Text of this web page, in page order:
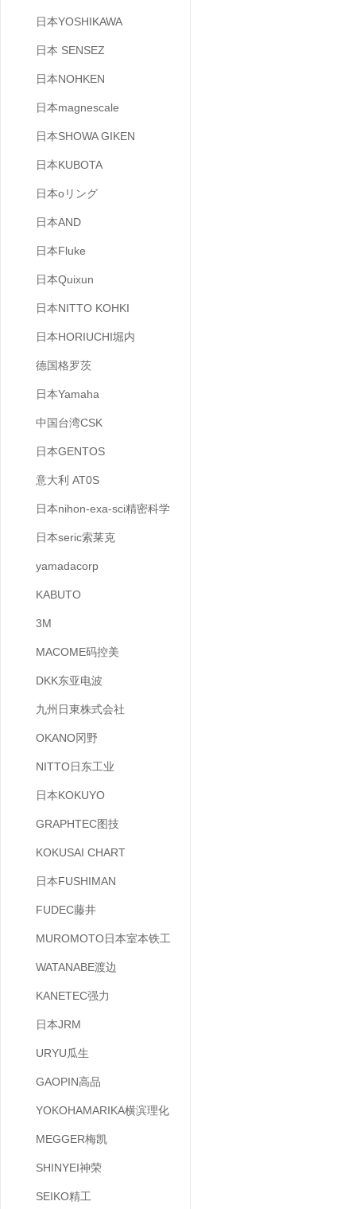
日本YOSHIKAWA
日本 SENSEZ
日本NOHKEN
日本magnescale
日本SHOWA GIKEN
日本KUBOTA
日本oリング
日本AND
日本Fluke
日本Quixun
日本NITTO KOHKI
日本HORIUCHI堀内
德国格罗茨
日本Yamaha
中国台湾CSK
日本GENTOS
意大利 AT0S
日本nihon-exa-sci精密科学
日本seric索莱克
yamadacorp
KABUTO
3M
MACOME码控美
DKK东亚电波
九州日東株式会社
OKANO冈野
NITTO日东工业
日本KOKUYO
GRAPHTEC图技
KOKUSAI CHART
日本FUSHIMAN
FUDEC藤井
MUROMOTO日本室本铁工
WATANABE渡边
KANETEC强力
日本JRM
URYU瓜生
GAOPIN高品
YOKOHAMARIKA横滨理化
MEGGER梅凯
SHINYEI神荣
SEIKO精工